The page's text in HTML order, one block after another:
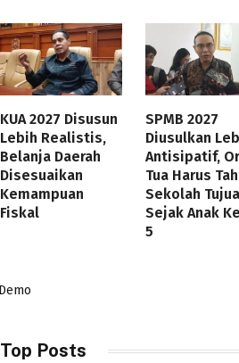
KUA 2027 Disusun
Lebih Realistis,
Belanja Daerah
Disesuaikan
Kemampuan
Fiskal
SPMB 2027
Diusulkan
Antisipatif,
Tua Harus
Sekolah
Sejak Anak
5
Top Posts